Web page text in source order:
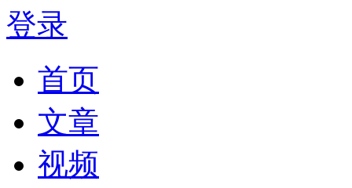
登录
首页
文章
视频